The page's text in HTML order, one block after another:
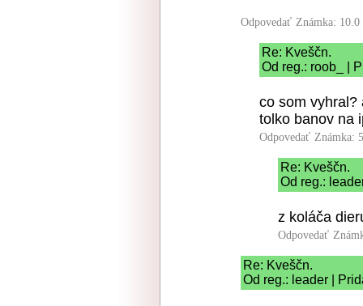
Odpovedať Známka: 10.0
Re: Kveščn.
Od reg.: roob_ |
co som vyhral?
tolko banov na
Odpovedať Známka:
Re: Kveščn.
Od reg.:
z koláča
Odpovedať
Re: Kveščn.
Od reg.: leader |